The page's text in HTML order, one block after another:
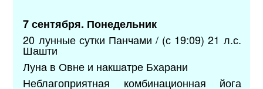
7 сентября. Понедельник
20 лунные сутки Панчами / (с 19:09) 21 л.с.
Шашти
Луна в Овне и накшатре Бхарани
Неблагоприятная комбинационная йога